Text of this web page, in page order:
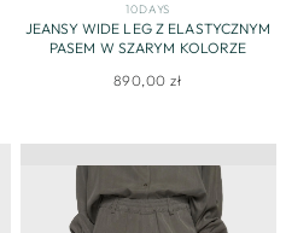
10DAYS
JEANSY WIDE LEG Z ELASTYCZNYM
PASEM W SZARYM KOLORZE
890,00 zł